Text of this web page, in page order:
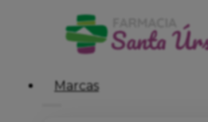
Marcas